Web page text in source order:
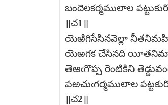
బందెలకర్మములాల
॥చ1॥
యెఱిగిసేసినవెల్లా
యెఱగక చేసినది
తెఱఁగొప్ప రెంటికిని
పఱచుఁగర్మములాల
॥చ2॥